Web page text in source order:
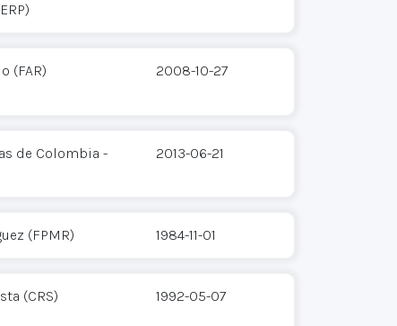
(FAR) 2008-10-27
de Colombia -
2013-06-21
(FPMR) 1984-11-01
(CRS) 1992-05-07